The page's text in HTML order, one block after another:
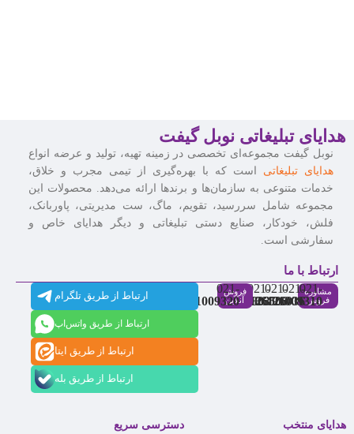
هدایای تبلیغاتی نوبل گیفت
نوبل گیفت مجموعه‌ای تخصصی در زمینه تهیه، تولید و عرضه انواع
هدایای تبلیغاتی است که با بهره‌گیری از تیمی مجرب و خلاق،
خدمات متنوعی به سازمان‌ها و برندها ارائه می‌دهد. محصولات این
مجموعه شامل سررسید، تقویم، ماگ، ست مدیریتی، پاوربانک،
فلش، خودکار، صنایع دستی تبلیغاتی و دیگر هدایای خاص و
سفارشی است.
ارتباط با ما
مشاوره
فروش
021-
91009310
021-
86126036
021-
86126506
021-
88537803
فروش
آنلاین
021-
91009320
ارتباط از طریق تلگرام
ارتباط از طریق واتس‌اپ
ارتباط از طریق ایتا
ارتباط از طریق بله
هدایای منتخب
دسترسی سریع